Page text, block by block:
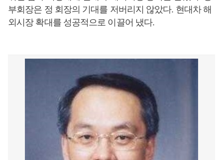
부회장은 정 회장의 기대를 저버리지 않았다. 현대차 해
외시장 확대를 성공적으로 이끌어 냈다.